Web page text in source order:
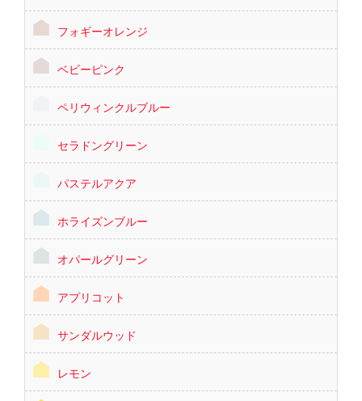
フォギーオレンジ
ベビーピンク
ペリウィンクルブルー
セラドングリーン
パステルアクア
ホライズンブルー
オパールグリーン
アプリコット
サンダルウッド
レモン